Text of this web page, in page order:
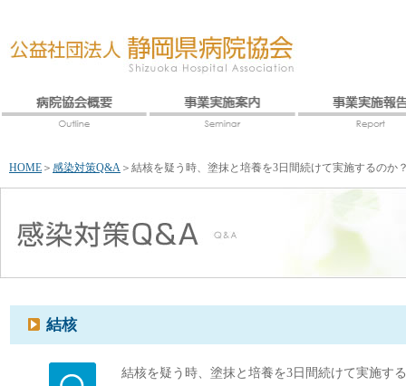
HOME ＞ 感染対策Q&A ＞ 結核を疑う時、塗抹と培養を3日間続けて実施するのか
結核
結核を疑う時、塗抹と培養を3日間続けて実施す